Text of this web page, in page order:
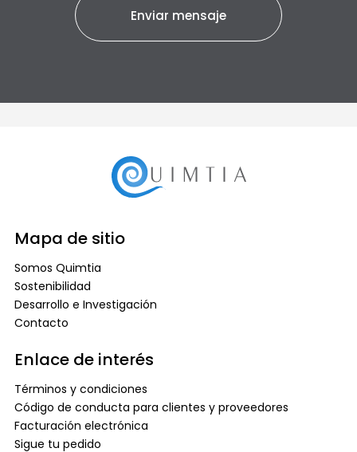
Mapa de sitio
Somos Quimtia
Sostenibilidad
Desarrollo e Investigación
Contacto
Enlace de interés
Términos y condiciones
Código de conducta para clientes y proveedores
Facturación electrónica
Sigue tu pedido